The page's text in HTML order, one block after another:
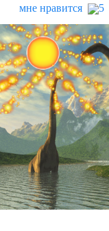
мне нравится 5